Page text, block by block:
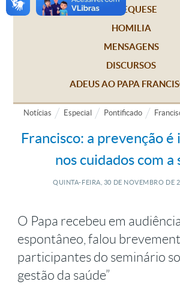
CATEQUESE
HOMILIA
MENSAGENS
DISCURSOS
ADEUS AO PAPA
Notícias Especial Pontificado
Francisco: a prevenção
nos cuidados com a
QUINTA-FEIRA, 30 DE NOVEMBRO DE
O Papa recebeu em
espontâneo, falou
participantes do seminário
gestão da saúde”